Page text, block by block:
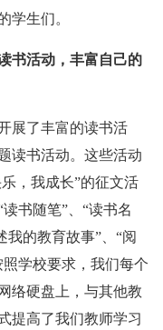
学生们。
书活动，丰富自己的
展了丰富的读书活
读书活动。这些活动
，我成长”的征文活
书随笔”、“读书名
我的教育故事”、“阅
学校要求，我们每个
络硬盘上，与其他教
提高了我们教师学习